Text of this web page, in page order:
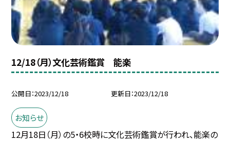
12/18（月）文化芸術鑑賞 能楽
公開日 2023/12/18 更新日 2023/12/18
お知らせ
12月18日（月）の5・6校時に文化芸術鑑賞が行われ、能楽の